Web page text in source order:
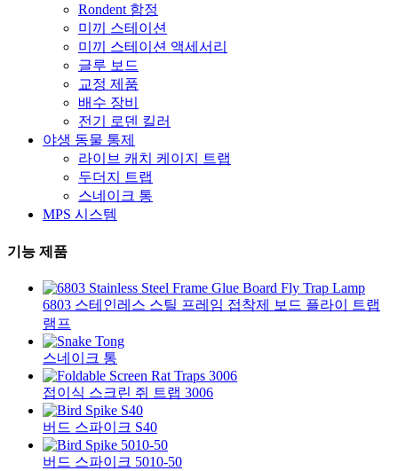
Rondent 함정
미끼 스테이션
미끼 스테이션 액세서리
글루 보드
교정 제품
배수 장비
전기 로덴 킬러
야생 동물 통제
라이브 캐치 케이지 트랩
두더지 트랩
스네이크 통
MPS 시스템
기능 제품
6803 스테인레스 스틸 프레임 접착제 보드 플라이 트랩
램프
스네이크 통
접이식 스크린 쥐 트랩 3006
버드 스파이크 S40
버드 스파이크 5010-50